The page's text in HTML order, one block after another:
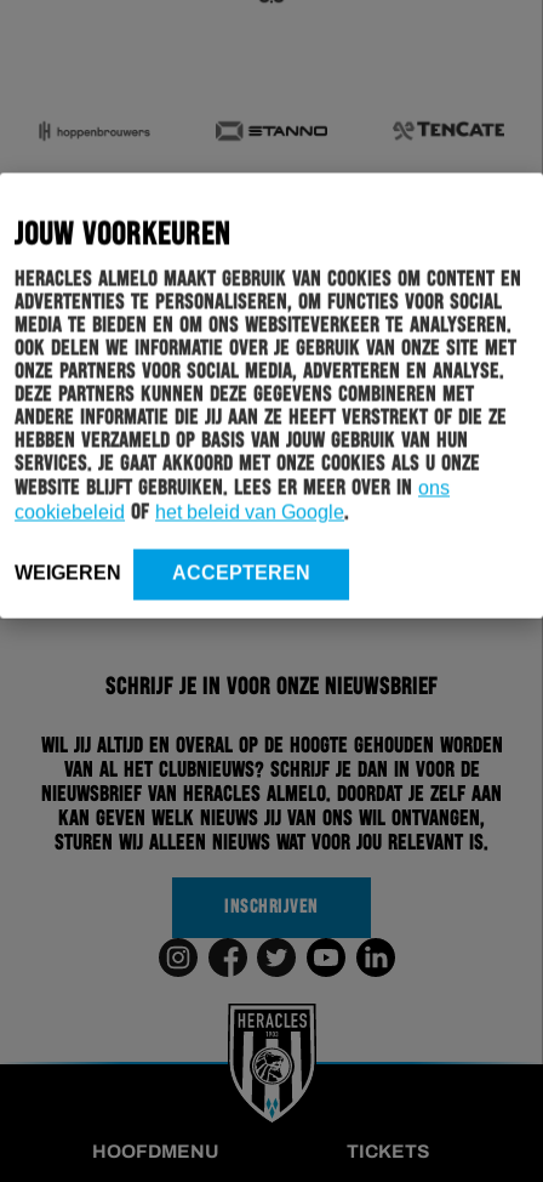
JOUW VOORKEUREN
Heracles Almelo maakt gebruik van cookies om content en
advertenties te personaliseren, om functies voor social
media te bieden en om ons websiteverkeer te analyseren.
Ook delen we informatie over je gebruik van onze site met
onze partners voor social media, adverteren en analyse.
Deze partners kunnen deze gegevens combineren met
andere informatie die jij aan ze heeft verstrekt of die ze
hebben verzameld op basis van jouw gebruik van hun
services. Je gaat akkoord met onze cookies als u onze
website blijft gebruiken. Lees er meer over in ons
cookiebeleid of het beleid van Google.
WEIGEREN ACCEPTEREN
Schrijf je in voor onze nieuwsbrief
Wil jij altijd en overal op de hoogte gehouden worden
van al het clubnieuws? Schrijf je dan in voor de
nieuwsbrief van Heracles Almelo. Doordat je zelf aan
kan geven welk nieuws jij van ons wil ontvangen,
sturen wij alleen nieuws wat voor jou relevant is.
INSCHRIJVEN
HOOFDMENU TICKETS